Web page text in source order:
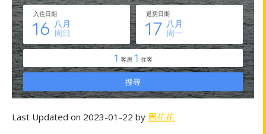
Last Updated on 2023-01-22 by 周花花